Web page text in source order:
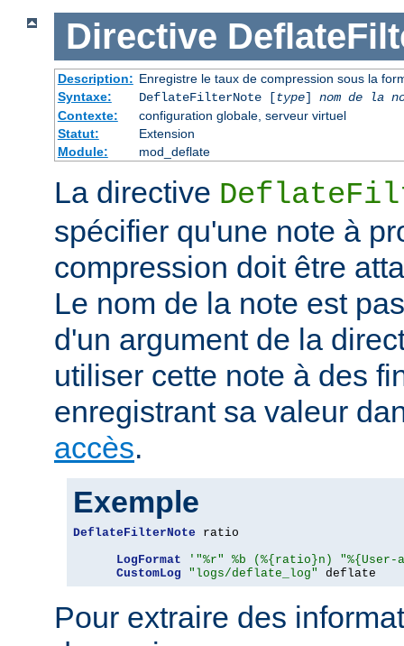
Directive
Description: Enregistre le taux de compression sous la
Syntaxe:
DeflateFilterNote [type] nom de la
Contexte:
configuration globale, serveur virtuel
Statut:
Extension
Module:
mod_deflate
La directive
spécifier qu'une note à
compression doit être
Le nom de la note est
d'un argument de la
utiliser cette note à des
enregistrant sa valeur
accès.
Exemple
DeflateFilterNote ratio
LogFormat
'"%r" %b (%{ratio}n)
CustomLog
"logs/deflate_log" deflate
Pour extraire des